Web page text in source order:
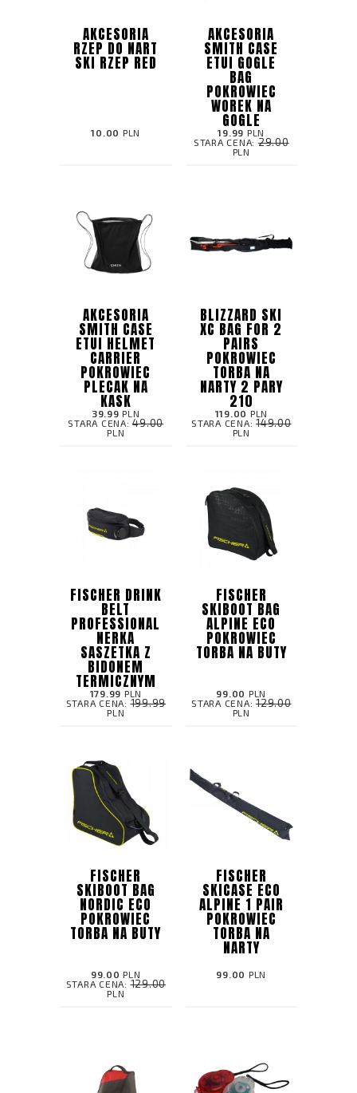
AKCESORIA
RZEP DO NART
SKI RZEP RED
10.00 PLN
AKCESORIA
SMITH CASE
ETUI GOGLE
BAG
POKROWIEC
WOREK NA
GOGLE
19.99 PLN
STARA CENA:29.00
PLN
AKCESORIA
SMITH CASE
ETUI HELMET
CARRIER
POKROWIEC
PLECAK NA
KASK
39.99 PLN
STARA CENA:49.00
PLN
BLIZZARD SKI
XC BAG FOR 2
PAIRS
POKROWIEC
TORBA NA
NARTY 2 PARY
210
119.00 PLN
STARA CENA: 149.00
PLN
FISCHER DRINK
BELT
PROFESSIONAL
NERKA
SASZETKA Z
BIDONEM
TERMICZNYM
179.99 PLN
STARA CENA:199.99
PLN
FISCHER
SKIBOOT BAG
ALPINE ECO
POKROWIEC
TORBA NA BUTY
99.00 PLN
STARA CENA: 129.00
PLN
FISCHER
SKIBOOT BAG
NORDIC ECO
POKROWIEC
TORBA NA BUTY
99.00 PLN
STARA CENA:129.00
PLN
FISCHER
SKICASE ECO
ALPINE 1 PAIR
POKROWIEC
TORBA NA
NARTY
99.00 PLN